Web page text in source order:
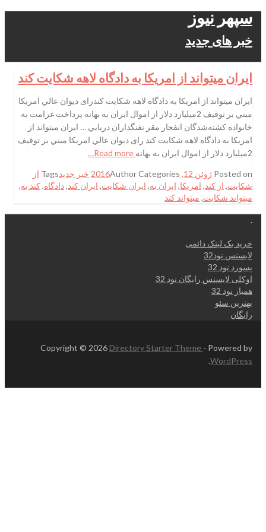
سپهر نیوز
خبر های جدید
ايران میتواند از امريكا به دادگاه لاهه شكايت كند
ايران میتواند از امريكا به دادگاه لاهه شكايت كندرای ديوان عالي امريكا
مبني بر توقيف 2ميليارد دلار از اموال ايران به بهانه پرداخت غرامت به
خانواده كشته‌شدگان انفجار مقر تفنگداران دريايي … ايران میتواند از
امريكا به دادگاه لاهه شكايت كند رای ديوان عالي امريكا مبني بر توقيف
2ميليارد دلار از اموال ايران به بهانه
Posted on ژوئن 12, 2016 AuthorCategories خبر جدیدTags از
شكايت, از كند, امريكا, ايران به, ايران شكايت, ايران كند,دادگاه,كند به,
میتواند شكايت, میتواند كند
.
خرید بک لینک دائمی
لایسنس نود32
پسورد نود 32
اوکلی لایسنس رایگان نود 32
همیار نود 32
بهترین سئو
رایگان
Copyright © 2026 Directory Starter Theme - Powered by
WordPress
.